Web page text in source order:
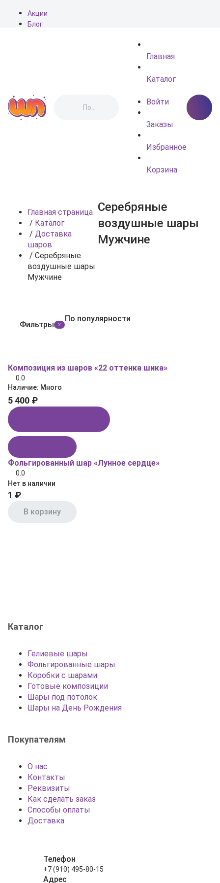
Акции
Блог
Главная
Каталог
Войти
Заказы
Избранное
Корзина
Главная страница
/ Каталог
/ Доставка
шаров
/ Серебряные
воздушные шары
Мужчине
Серебряные
воздушные шары
Мужчине
Фильтры 2
По популярности
Композиция из шаров «22 оттенка шика»
0.0
Наличие: Много
5 400 ₽
Фольгированный шар «Лунное сердце»
0.0
Нет в наличии
1 ₽
В корзину
Каталог
Гелиевые шары
Фольгированные шары
Коробки с шарами
Готовые композиции
Шары под потолок
Шары на День Рождения
Покупателям
О нас
Контакты
Реквизиты
Как сделать заказ
Способы оплаты
Доставка
Телефон
+7 (910) 495-80-15
Адрес